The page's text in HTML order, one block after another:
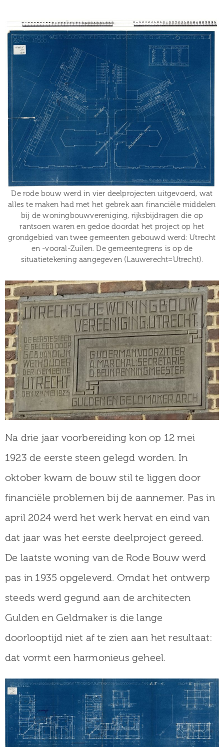
De rode bouw werd in vier deelprojecten uitgevoerd, wat
alles te maken had met het gebrek aan financiële middelen
bij de woningbouwvereniging, rijksbijdragen die op
rantsoen waren en gedoe doordat het project op het
grondgebied van twee gemeenten gebouwd werd: Utrecht
en -vooral-Zuilen. De gemeentegrens is op de
situatietekening aangegeven (Lauwerecht=Utrecht).
Na drie jaar voorbereiding kon op 12 mei
1923 de eerste steen gelegd worden. In
oktober kwam de bouw stil te liggen door
financiële problemen bij de aannemer. Pas in
april 2024 werd het werk hervat en eind van
dat jaar was het eerste deelproject gereed.
De laatste woning van de Rode Bouw werd
pas in 1935 opgeleverd. Omdat het ontwerp
steeds werd gegund aan de architecten
Gulden en Geldmaker is die lange
doorlooptijd niet af te zien aan het resultaat:
dat vormt een harmonieus geheel.